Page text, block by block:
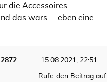
die Accessoires
das wars ... eben eine
2872 15.08.2021, 22:51
Rufe den Beitrag auf